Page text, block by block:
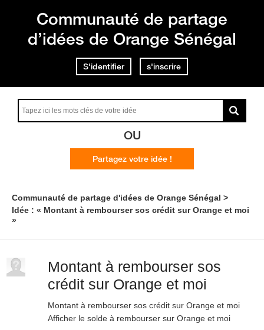
Communauté de partage
d’idées de Orange Sénégal
S'identifier s'inscrire
OU
Partagez votre idée !
Communauté de partage d'idées de Orange Sénégal
Idée : « Montant à rembourser sos crédit sur Orange et moi
»
Montant à rembourser sos
crédit sur Orange et moi
Montant à rembourser sos crédit sur Orange et moi
Afficher le solde à rembourser sur Orange et moi